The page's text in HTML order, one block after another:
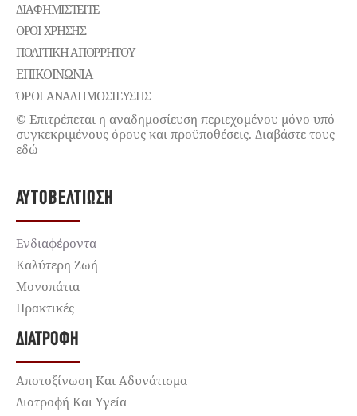
ΔΙΑΦΗΜΙΣΤΕΊΤΕ
ΌΡΟΙ ΧΡΉΣΗΣ
ΠΟΛΙΤΙΚΉ ΑΠΟΡΡΉΤΟΥ
ΕΠΙΚΟΙΝΩΝΊΑ
ΌΡΟΙ ΑΝΑΔΗΜΟΣΙΕΥΣΗΣ
© Επιτρέπεται η αναδημοσίευση περιεχομένου μόνο υπό
συγκεκριμένους όρους και προϋποθέσεις. Διαβάστε τους
εδώ
ΑΥΤΟΒΕΛΤΊΩΣΗ
Ενδιαφέροντα
Καλύτερη Ζωή
Μονοπάτια
Πρακτικές
ΔΙΑΤΡΟΦΉ
Αποτοξίνωση Και Αδυνάτισμα
Διατροφή Και Υγεία